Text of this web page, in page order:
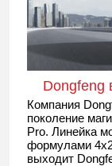
Dongfeng
Компания
поколение
Pro. Линейка
формулами
выходит